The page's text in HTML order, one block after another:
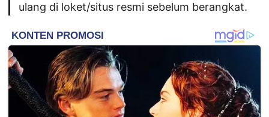
ulang di loket/situs resmi sebelum berangkat.